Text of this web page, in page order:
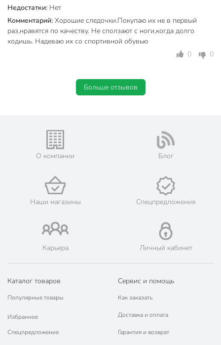
Недостатки: Нет
Комментарий: Хорошие следочки.Покупаю их не в первый
раз,нравятся по качеству. Не сползают с ноги,когда долго
ходишь. Надеваю их со спортивной обувью
0
0
Больше отзывов
О компании Блог
Наши магазины Спецпредложения
Карьера Личный кабинет
Каталог товаров
Популярные товары
Избранное
Спецпредложения
Сервис и помощь
Как заказать
Доставка и оплата
Гарантия и возврат